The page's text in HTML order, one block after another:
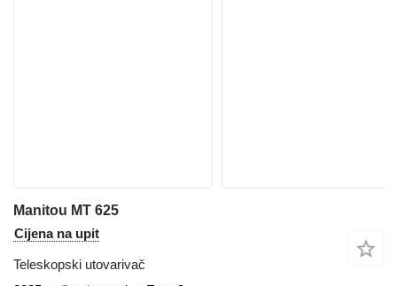
Manitou MT 625
Cijena na upit
Teleskopski utovarivač